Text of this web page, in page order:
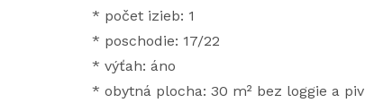
* počet izieb: 1
* poschodie: 17/22
* výťah: áno
* obytná plocha: 30 m² bez loggie a